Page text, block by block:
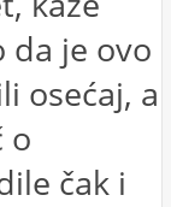
da je ovo
osećaj, a
o
čak i